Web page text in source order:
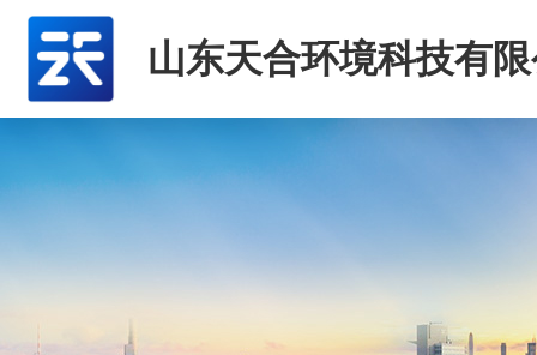
山东天合环境科技有